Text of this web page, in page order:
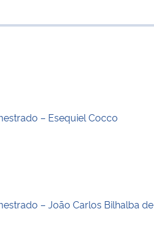
transferência
– Esequiel Cocco
– João Carlos Bilhalba de